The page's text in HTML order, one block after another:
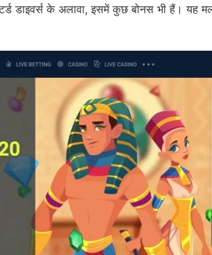
के अलावा, इसमें कुछ बोनस भी हैं। यह